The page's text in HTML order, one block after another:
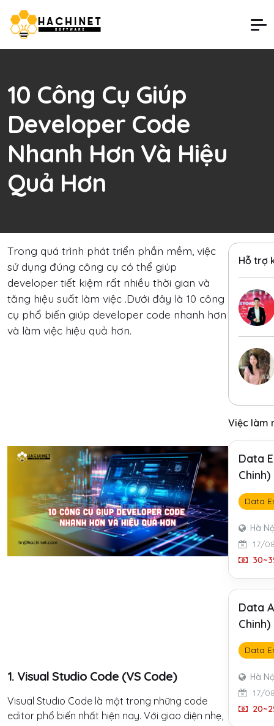
10 Công Cụ Giúp
Developer Code
Nhanh Hơn Và Hiệu
Quả Hơn
Trong quá trình phát triển phần mềm, việc
sử dụng đúng công cụ có thể giúp
developer tiết kiệm rất nhiều thời gian và
tăng hiệu suất làm việc .Dưới đây là 10 công
cụ phổ biến giúp developer code nhanh hơn
và làm việc hiệu quả hơn.
1. Visual Studio Code (VS Code)
Visual Studio Code là một trong những code
editor phổ biến nhất hiện nay. Với giao diện nhẹ,
Hỗ trợ
Việc làm
Data
Chinh)
Data
Hà
17/
Data
Chinh)
Data
Hà
17/